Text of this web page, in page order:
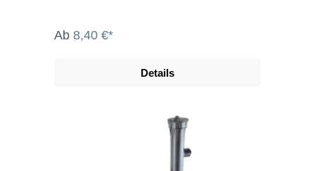
Ab 8,40 €*
Details